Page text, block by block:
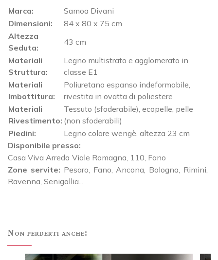
Marca:
Samoa Divani
Dimensioni:
84 x 80 x 75 cm
Altezza
Seduta:
43 cm
Materiali
Struttura:
Legno multistrato e agglomerato in
classe E1
Materiali
Imbottitura:
Poliuretano espanso indeformabile,
rivestita in ovatta di poliestere
Materiali
Rivestimento:
Tessuto (sfoderabile), ecopelle, pelle
(non sfoderabili)
Piedini:
Legno colore wengè, altezza 23 cm
Disponibile presso:
Casa Viva Arreda Viale Romagna, 110 Fano
Zone servite: Pesaro, Fano, Ancona, Bologna, Rimini,
Ravenna, Senigallia...
Non perderti anche: